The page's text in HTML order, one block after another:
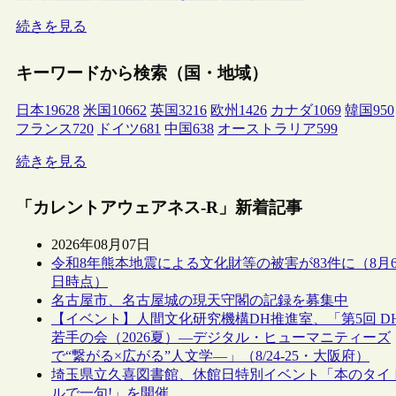
続きを見る
キーワードから検索（国・地域）
日本19628 米国 10662 英国3216 欧州 1426 カナダ1069 韓国950
フランス720 ドイツ681 中国638 オーストラリア599
続きを見る
「カレントアウェアネス-R」新着記事
2026年08月07日
令和8年熊本地震による文化財等の被害が83件に（8月
日時点）
名古屋市、名古屋城の現天守閣の記録を募集中
【イベント】人間文化研究機構DH推進室、「第5回
若手の会（2026夏）―デジタル・ヒューマニティーズ
で“繋がる×広がる”人文学―」（8/24-25・大阪府）
埼玉県立久喜図書館、休館日特別イベント「本のタイ